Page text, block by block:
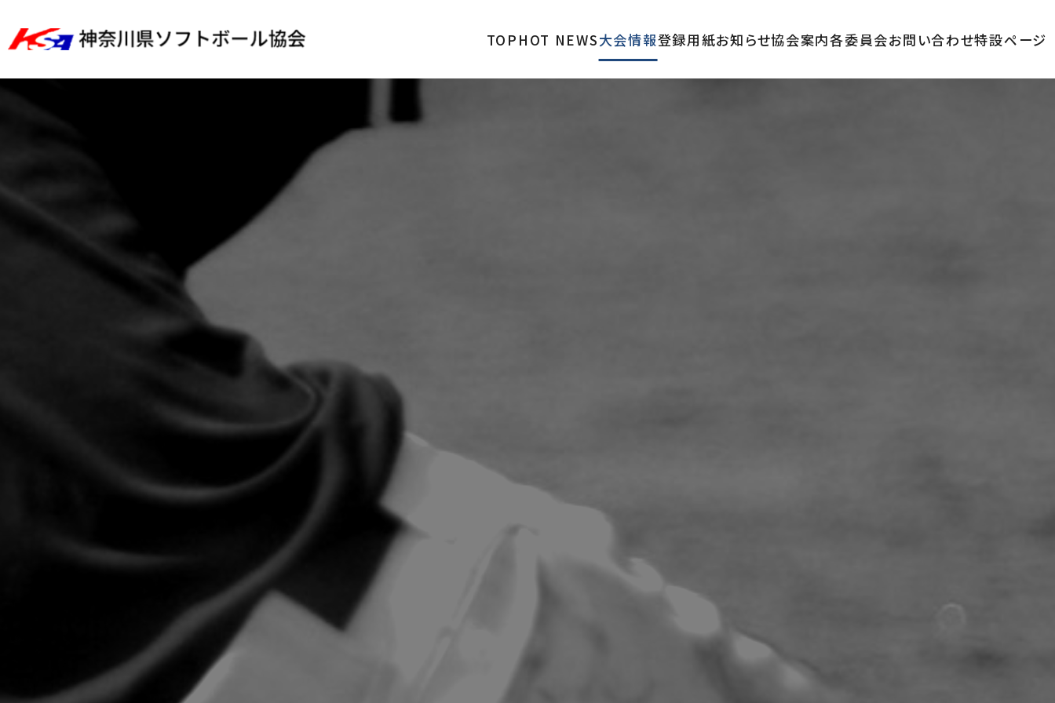
TOP HOT NEWS大会情報登録用紙お知らせ協会案内各委員会お問い合わせ特設ページ